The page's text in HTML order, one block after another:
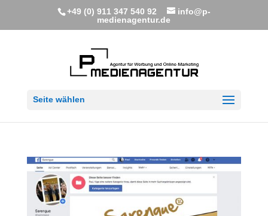
+49 (0) 911 347 540 92
info@p-
medienagentur.de
Seite wählen